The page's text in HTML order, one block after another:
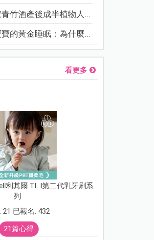
竹酒產後成半植物人...
的黃金睡眠：為什麼...
看更多
利其爾 T.L.I第二代乳牙刷系
列
21 已報名: 432
21篇心得